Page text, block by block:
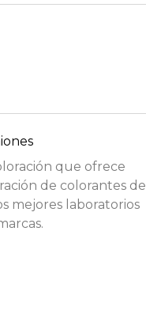
que ofrece
de colorantes de
mejores laboratorios